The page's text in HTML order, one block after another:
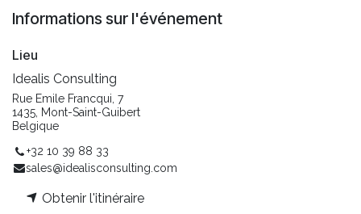
Informations sur l'événement
Lieu
Idealis Consulting
Rue Emile Francqui, 7
1435, Mont-Saint-Guibert
Belgique
+32 10 39 88 33
sales@idealisconsulting.com
Obtenir l'itinéraire